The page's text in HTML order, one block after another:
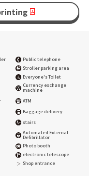
Public telephone
Stroller parking area
Everyone's Toilet
Currency exchange
machine
ATM
Baggage delivery
stairs
Automated External
Defibrillator
Photo booth
electronic telescope
Shop entrance